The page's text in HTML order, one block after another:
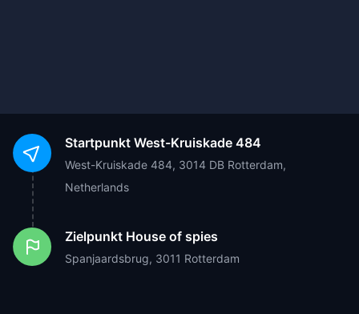
Startpunkt West-Kruiskade 484
West-Kruiskade 484, 3014 DB Rotterdam,
Netherlands
Zielpunkt House of spies
Spanjaardsbrug, 3011 Rotterdam